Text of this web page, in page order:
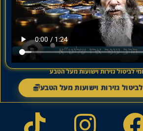
לביטול גזירות וישועות מעל הטבע
לביטול גזירות וישועות מעל הטבע